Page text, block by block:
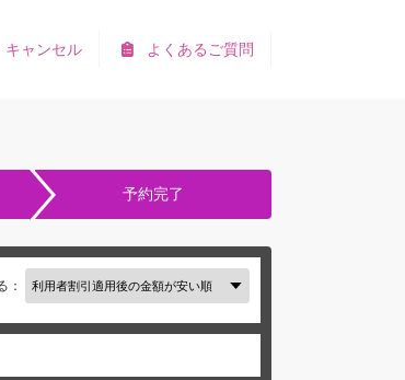
よくあるご質問
キャンセル
予約完了
：